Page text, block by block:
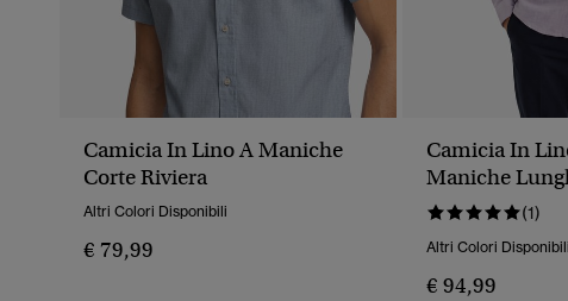
Camicia In Lino A Maniche
Corte Riviera
Altri Colori Disponibili
€ 79,99
Camicia In
Maniche
(1)
Altri Colori Disponibili
€ 94,99